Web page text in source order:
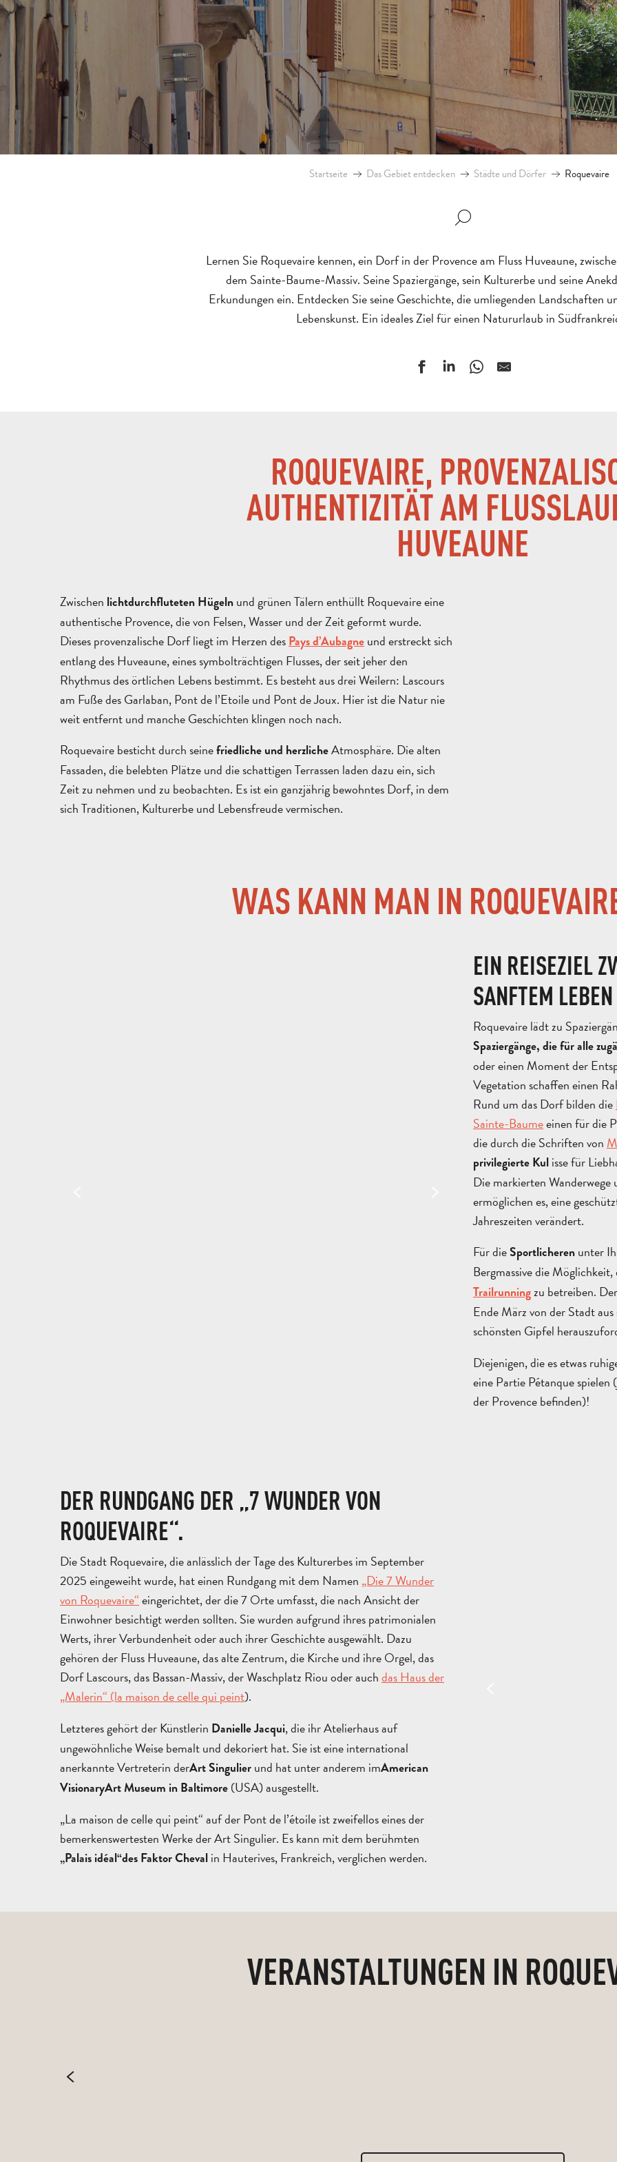
Startseite Das Gebiet entdecken Städte und Dörfer Roquevaire
Lernen Sie Roquevaire kennen, ein Dorf in der Provence am Fluss Huveaune,
dem Sainte-Baume-Massiv. Seine Spaziergänge, sein Kulturerbe und seine
Erkundungen ein. Entdecken Sie seine Geschichte, die umliegenden Landschaften
Lebenskunst. Ein ideales Ziel für einen Natururlaub in
ROQUEVAIRE,
AUTHENTIZITÄT AM
HUVEAUNE
Zwischen lichtdurchfluteten Hügeln und grünen Tälern enthüllt Roquevaire eine
authentische Provence, die von Felsen, Wasser und der Zeit geformt wurde.
Dieses provenzalische Dorf liegt im Herzen des Pays d’Aubagne und erstreckt sich
entlang des Huveaune, eines symbolträchtigen Flusses, der seit jeher den
Rhythmus des örtlichen Lebens bestimmt. Es besteht aus drei Weilern: Lascours
am Fuße des Garlaban, Pont de l’Etoile und Pont de Joux. Hier ist die Natur nie
weit entfernt und manche Geschichten klingen noch nach.
Roquevaire besticht durch seinefriedliche und herzlicheAtmosphäre. Die alten
Fassaden, die belebten Plätze und die schattigen Terrassen laden dazu ein, sich
Zeit zu nehmen und zu beobachten. Es ist ein ganzjährig bewohntes Dorf, in dem
sich Traditionen, Kulturerbe und Lebensfreude vermischen.
WAS KANN MAN IN
EIN REISEZIEL
SANFTEM LEBEN
Roquevaire lädt zu
Spaziergänge, die für alle
oder einen Moment der
Vegetation schaffen einen
Rund um das Dorf bilden die
Sainte-Baumeeinen für die
die durch die Schriften von
privilegierte Kul isse für
Die markierten Wanderwege
ermöglichen es, eine
Jahreszeiten verändert.
Für dieSportlicheren unter
Bergmassive die Möglichkeit,
Trailrunningzu betreiben. Der
Ende März von der Stadt
schönsten Gipfel
Diejenigen, die es etwas
eine Partie Pétanque spielen
der Provence befinden)!
DER RUNDGANG DER „7 WUNDER VON
ROQUEVAIRE“.
Die Stadt Roquevaire, die anlässlich der Tage des Kulturerbes im September
2025 eingeweiht wurde, hat einen Rundgang mit dem Namen „Die 7 Wunder
von Roquevaire“eingerichtet, der die 7 Orte umfasst, die nach Ansicht der
Einwohner besichtigt werden sollten. Sie wurden aufgrund ihres patrimonialen
Werts, ihrer Verbundenheit oder auch ihrer Geschichte ausgewählt. Dazu
gehören der Fluss Huveaune, das alte Zentrum, die Kirche und ihre Orgel, das
Dorf Lascours, das Bassan-Massiv, der Waschplatz Riou oder auchdas Haus der
„Malerin“ (la maison de celle qui peint).
Letzteres gehört der Künstlerin Danielle Jacqui, die ihr Atelierhaus auf
ungewöhnliche Weise bemalt und dekoriert hat. Sie ist eine international
anerkannte Vertreterin derArt Singulier und hat unter anderem imAmerican
VisionaryArt Museum in Baltimore (USA) ausgestellt.
„La maison de celle qui peint“ auf der Pont de l’étoile ist zweifellos eines der
bemerkenswertesten Werke der Art Singulier. Es kann mit dem berühmten
„Palais idéal“des Faktor Cheval in Hauterives, Frankreich, verglichen werden.
VERANSTALTUNGEN IN